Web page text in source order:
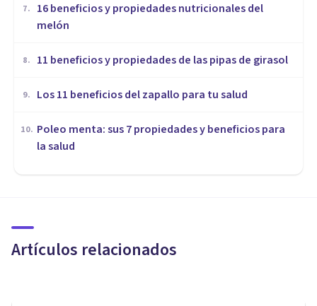
7.
16 beneficios y propiedades nutricionales del
melón
8. ​11 beneficios y propiedades de las pipas de girasol
9. Los 11 beneficios del zapallo para tu salud
10. Poleo menta: sus 7 propiedades y beneficios para
la salud
Artículos relacionados
¿Qué es la Dieta MIND y cómo
cognitivo?